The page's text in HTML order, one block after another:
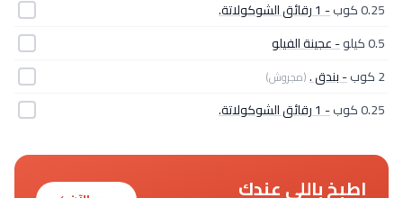
0.25 كوب
- 1 رقائق الشوكولاتة.
0.5 كيلو
- عجينة الفيلو
2 كوب
- بندق .(مجروش)
0.25 كوب - 1 رقائق الشوكولاتة.
اطبخ باللي عندك